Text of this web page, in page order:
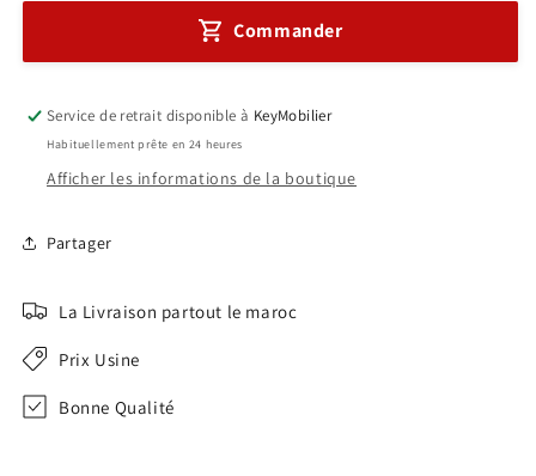
ERGONOMIQUE
NOIR
A0943
ERGONOMIQUE
NOIR
A0943
Commander
Service de retrait disponible à KeyMobilier
Habituellement prête en 24 heures
Afficher les informations de la boutique
Partager
La Livraison partout le maroc
Prix Usine
Bonne Qualité